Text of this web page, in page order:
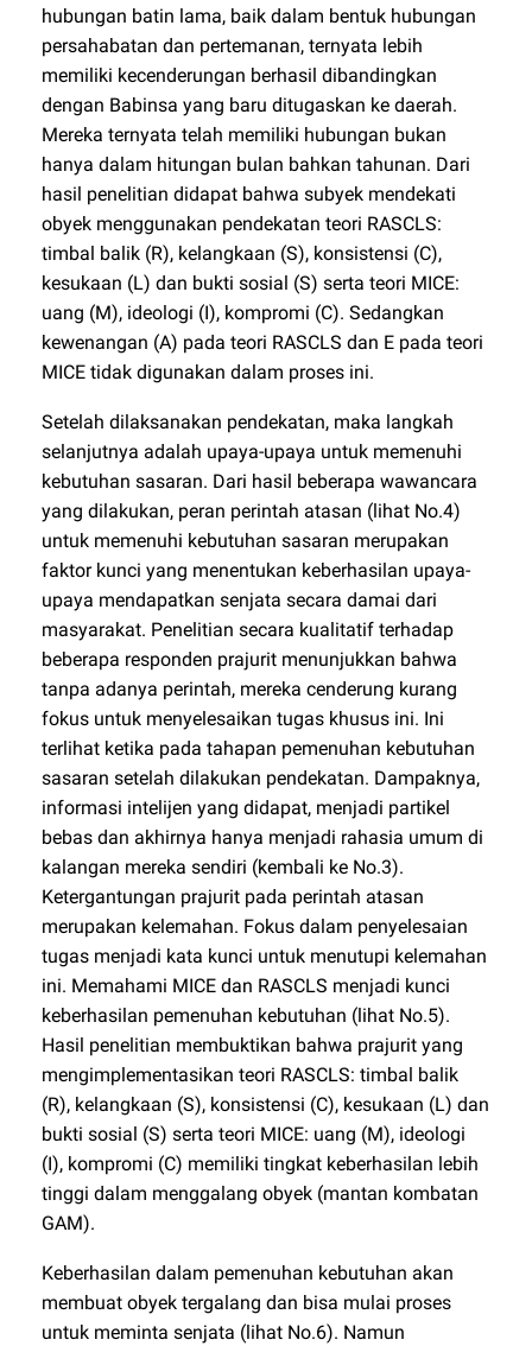
hubungan batin lama, baik dalam bentuk hubungan
persahabatan dan pertemanan, ternyata lebih
memiliki kecenderungan berhasil dibandingkan
dengan Babinsa yang baru ditugaskan ke daerah.
Mereka ternyata telah memiliki hubungan bukan
hanya dalam hitungan bulan bahkan tahunan. Dari
hasil penelitian didapat bahwa subyek mendekati
obyek menggunakan pendekatan teori RASCLS:
timbal balik (R), kelangkaan (S), konsistensi (C),
kesukaan (L) dan bukti sosial (S) serta teori MICE:
uang (M), ideologi (I), kompromi (C). Sedangkan
kewenangan (A) pada teori RASCLS dan E pada teori
MICE tidak digunakan dalam proses ini.
Setelah dilaksanakan pendekatan, maka langkah
selanjutnya adalah upaya-upaya untuk memenuhi
kebutuhan sasaran. Dari hasil beberapa wawancara
yang dilakukan, peran perintah atasan (lihat No.4)
untuk memenuhi kebutuhan sasaran merupakan
faktor kunci yang menentukan keberhasilan upaya-
upaya mendapatkan senjata secara damai dari
masyarakat. Penelitian secara kualitatif terhadap
beberapa responden prajurit menunjukkan bahwa
tanpa adanya perintah, mereka cenderung kurang
fokus untuk menyelesaikan tugas khusus ini. Ini
terlihat ketika pada tahapan pemenuhan kebutuhan
sasaran setelah dilakukan pendekatan. Dampaknya,
informasi intelijen yang didapat, menjadi partikel
bebas dan akhirnya hanya menjadi rahasia umum di
kalangan mereka sendiri (kembali ke No.3).
Ketergantungan prajurit pada perintah atasan
merupakan kelemahan. Fokus dalam penyelesaian
tugas menjadi kata kunci untuk menutupi kelemahan
ini. Memahami MICE dan RASCLS menjadi kunci
keberhasilan pemenuhan kebutuhan (lihat No.5).
Hasil penelitian membuktikan bahwa prajurit yang
mengimplementasikan teori RASCLS: timbal balik
(R), kelangkaan (S), konsistensi (C), kesukaan (L) dan
bukti sosial (S) serta teori MICE: uang (M), ideologi
(I), kompromi (C) memiliki tingkat keberhasilan lebih
tinggi dalam menggalang obyek (mantan kombatan
GAM).
Keberhasilan dalam pemenuhan kebutuhan akan
membuat obyek tergalang dan bisa mulai proses
untuk meminta senjata (lihat No.6). Namun